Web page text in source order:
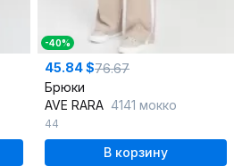
-40%
45.84 $76.67
Брюки
AVE RARA 4141 мокко
44
В корзину